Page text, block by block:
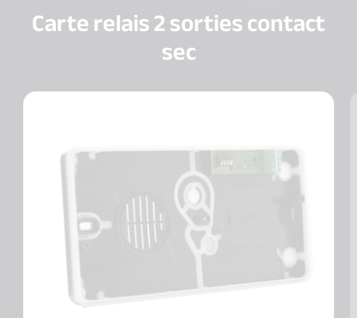
Carte relais 2 sorties contact
sec